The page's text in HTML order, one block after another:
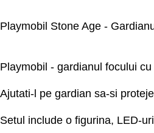
Playmobil Stone Age -
Playmobil - gardianul focului
Ajutati-l pe gardian sa-si
Setul include o figurina, LED-